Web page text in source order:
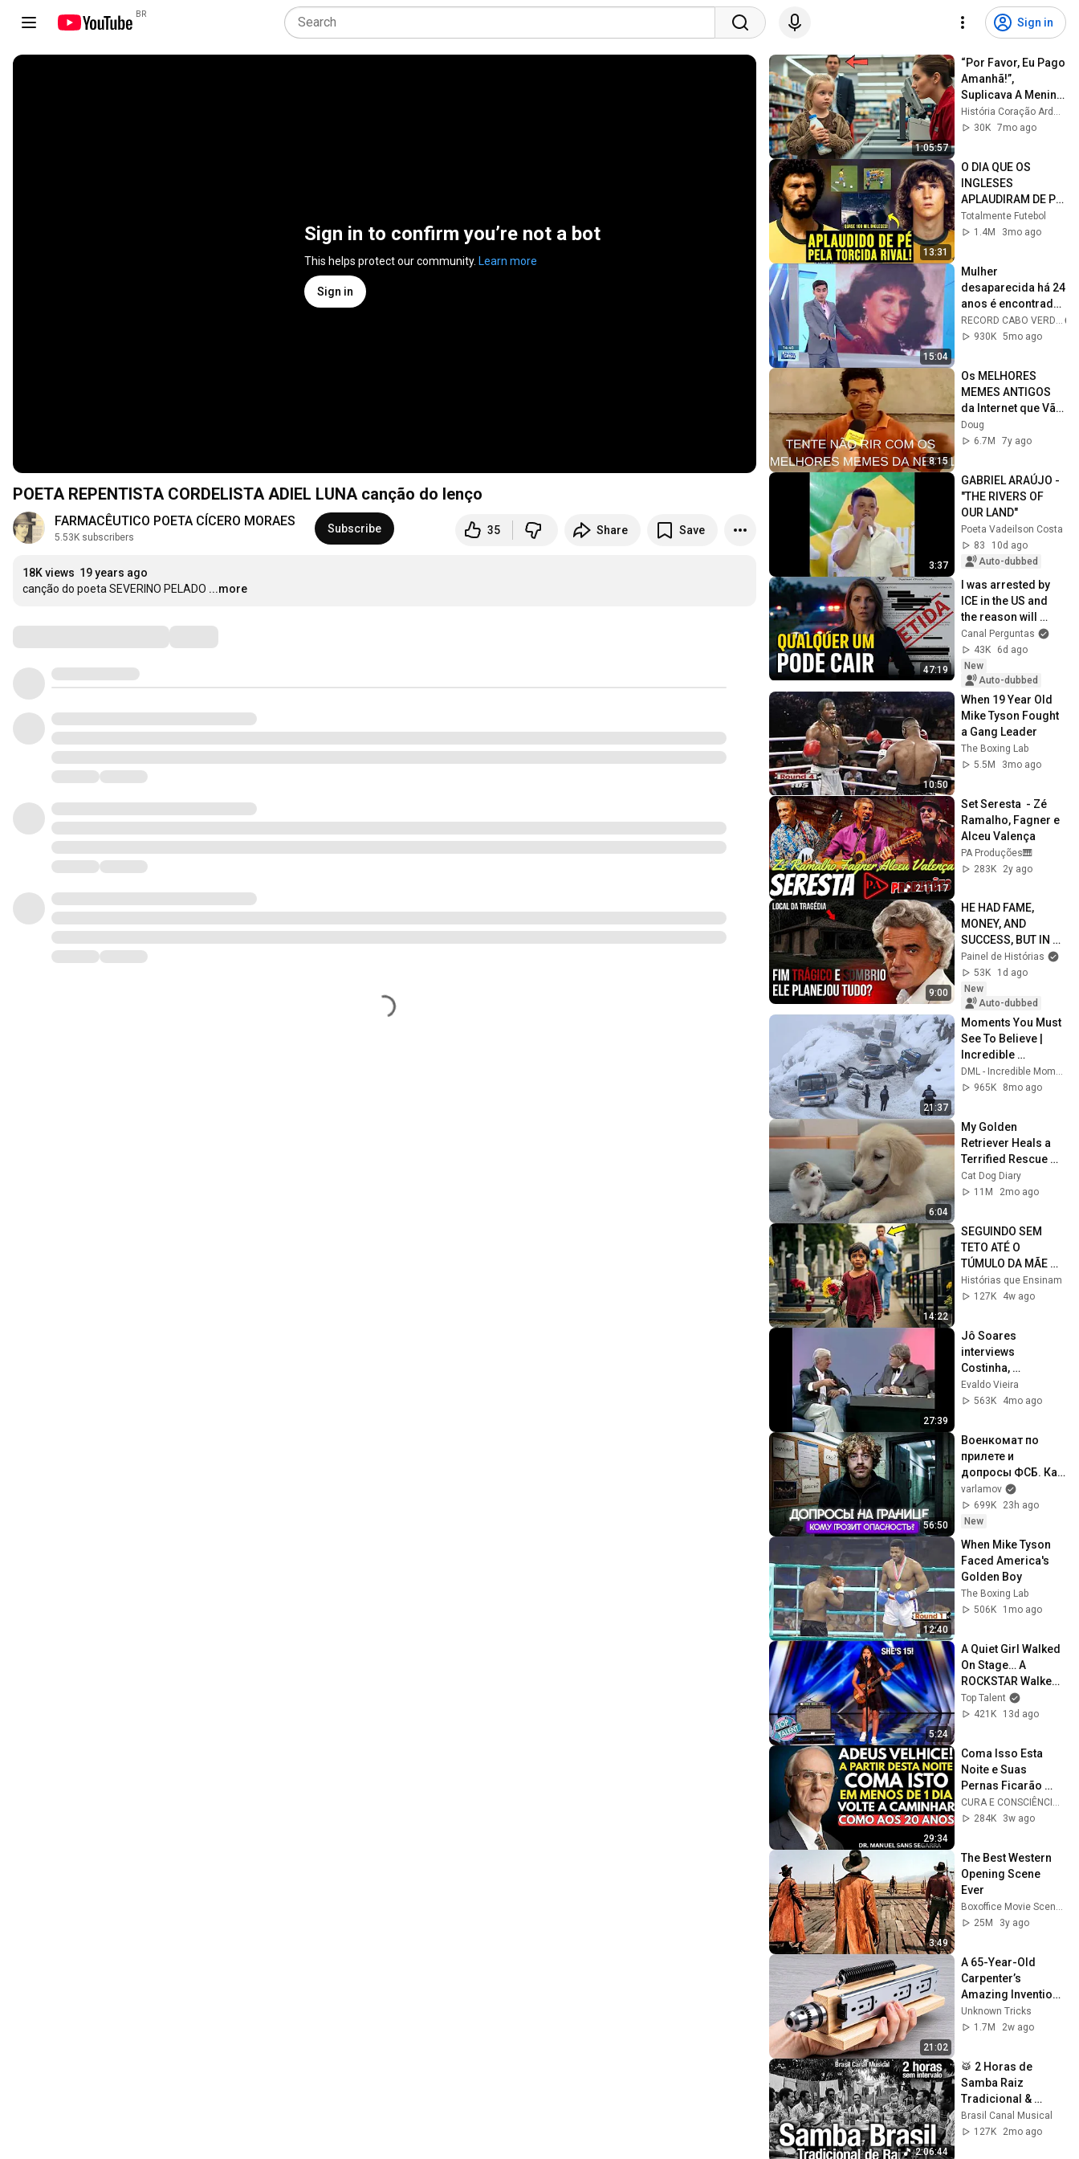
BR
Sign in
Sign in to confirm you’re not a bot
This helps protect our community. Learn more
Sign in
POETA REPENTISTA CORDELISTA ADIEL LUNA canção do lenço
FARMACÊUTICO POETA CÍCERO MORAES
5.53K subscribers
Subscribe 35 Share Save
18K views 19 years ago
canção do poeta SEVERINO PELADO ...more
1:05:57
“Por Favor, Eu Pago
Amanhã!”,
Suplicava A Menina
Pobre — Sem Saber
Que Um Milionário
História Coração Ardente
30K 7mo ago
13:31
O DIA QUE OS
INGLESES
APLAUDIRAM DE PÉ
A ATUAÇÃO DA
SELEÇÃO
Totalmente Futebol
1.4M
3mo ago
15:04
Mulher
desaparecida há 24
anos é encontrada
viva nos Estados
Unidos
RECORD CABO VERDE
930K 5mo ago
8:15
Os MELHORES
MEMES ANTIGOS
da Internet que Vão
te Fazer PERDER o
Fôlego de Tanto
Doug
6.7M
7y ago
3:37
GABRIEL ARAÚJO -
"THE RIVERS OF
OUR LAND"
Poeta Vadeilson Costa
83
10d ago
Auto-dubbed
47:19
I was arrested by
ICE in the US and
the reason will
shock you
Canal Perguntas
43K
6d ago
New
Auto-dubbed
10:50
When 19 Year Old
Mike Tyson Fought
a Gang Leader
The Boxing Lab
5.5M
3mo ago
2:11:17
Set Seresta  - Zé
Ramalho, Fagner e
Alceu Valença
PA Produções🎹
283K
2y ago
9:00
HE HAD FAME,
MONEY, AND
SUCCESS, BUT IN
THE END, HE
WANTED TO LEAVE
IN SOLITUDE
Painel de Histórias
53K
1d ago
New
Auto-dubbed
21:37
Moments You Must
See To Believe |
Incredible
Moments #10
DML - Incredible Moments
965K
8mo ago
6:04
My Golden
Retriever Heals a
Terrified Rescue
Kitten in Just 3
Meetings!
Cat Dog Diary
11M
2mo ago
14:22
SEGUINDO SEM
TETO ATÉ O
TÚMULO DA MÃE
EM SEGREDO
MILIONÁRIO
IMPOSSÍVEL DE IG
Histórias que Ensinam
127K
4w ago
27:39
Jô Soares
interviews
Costinha,
September 19, 1989
Evaldo Vieira
563K
4mo ago
56:50
Военкомат по
прилете и
допросы ФСБ. Как
проверяют на
границе? | Советы
при возвращении
varlamov
699K
23h ago
New
12:40
When Mike Tyson
Faced America's
Golden Boy
The Boxing Lab
506K
1mo ago
5:24
A Quiet Girl Walked
On Stage… A
ROCKSTAR Walked
Off!
Top Talent
421K
13d ago
29:34
Coma Isso Esta
Noite e Suas
Pernas Ficarão
Mais Fortes
Mesmo com 90
CURA E CONSCIÊNCIA 🇧🇷
284K
3w ago
3:49
The Best Western
Opening Scene
Ever
Boxoffice Movie Scenes
25M
3y ago
21:02
A 65-Year-Old
Carpenter’s
Amazing Invention
That Billions of
Engineers Don’t
Unknown Tricks
1.7M
2w ago
2:06:44
🥁 2 Horas de
Samba Raiz
Tradicional &
Batucada | As
Melhores | Sem
Brasil Canal Musical
127K
2mo ago